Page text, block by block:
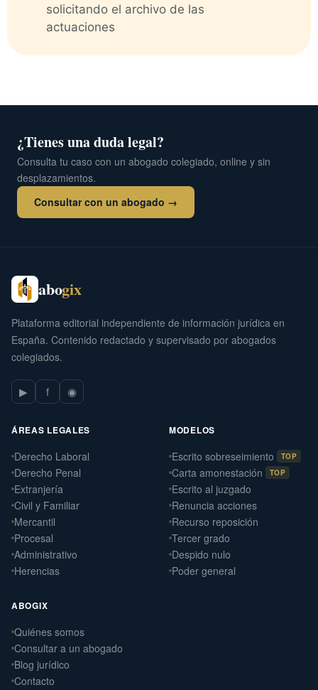
solicitando el archivo de las
actuaciones
¿Tienes una duda legal?
Consulta tu caso con un abogado colegiado, online y sin
desplazamientos.
Consultar con un abogado →
abogix
Plataforma editorial independiente de información jurídica en
España. Contenido redactado y supervisado por abogados
colegiados.
▶ f ◉
ÁREAS LEGALES
Derecho Laboral
Derecho Penal
Extranjería
Civil y Familiar
Mercantil
Procesal
Administrativo
Herencias
MODELOS
Escrito sobreseimiento TOP
Carta amonestación TOP
Escrito al juzgado
Renuncia acciones
Recurso reposición
Tercer grado
Despido nulo
Poder general
ABOGIX
Quiénes somos
Consultar a un abogado
Blog jurídico
Contacto
Daniel Ramos Illanes
Derecho Laboral
📍 Sevilla